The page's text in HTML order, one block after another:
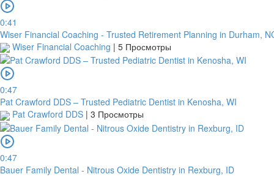
0:41
Wiser Financial Coaching - Trusted Retirement Planning in Durham,
Wiser Financial Coaching | 5 Просмотры
0:47
Pat Crawford DDS – Trusted Pediatric Dentist in Kenosha, WI
Pat Crawford DDS | 3 Просмотры
0:47
Bauer Family Dental - Nitrous Oxide Dentistry in Rexburg, ID